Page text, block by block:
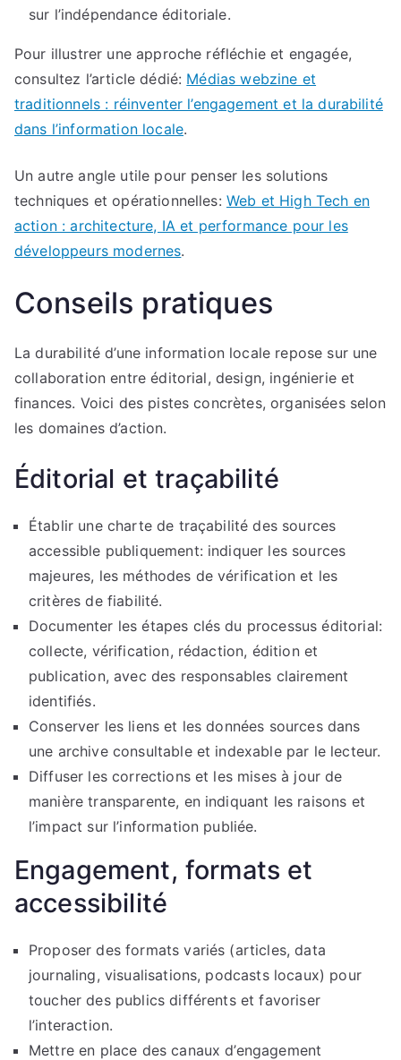
sur l’indépendance éditoriale.
Pour illustrer une approche réfléchie et engagée,
consultez l’article dédié: Médias webzine et
traditionnels : réinventer l’engagement et la durabilité
dans l’information locale.
Un autre angle utile pour penser les solutions
techniques et opérationnelles: Web et High Tech en
action : architecture, IA et performance pour les
développeurs modernes.
Conseils pratiques
La durabilité d’une information locale repose sur une
collaboration entre éditorial, design, ingénierie et
finances. Voici des pistes concrètes, organisées selon
les domaines d’action.
Éditorial et traçabilité
Établir une charte de traçabilité des sources
accessible publiquement: indiquer les sources
majeures, les méthodes de vérification et les
critères de fiabilité.
Documenter les étapes clés du processus éditorial:
collecte, vérification, rédaction, édition et
publication, avec des responsables clairement
identifiés.
Conserver les liens et les données sources dans
une archive consultable et indexable par le lecteur.
Diffuser les corrections et les mises à jour de
manière transparente, en indiquant les raisons et
l’impact sur l’information publiée.
Engagement, formats et
accessibilité
Proposer des formats variés (articles, data
journaling, visualisations, podcasts locaux) pour
toucher des publics différents et favoriser
l’interaction.
Mettre en place des canaux d’engagement